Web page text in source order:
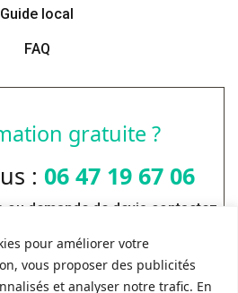
pour améliorer votre
vous proposer des publicités
et analyser notre trafic. En
Guide local
FAQ
gratuite ?
: 06 47 19 67 06
ou demande de devis contactez
GRATUIT